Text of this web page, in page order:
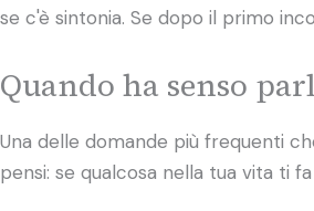
se c'è sintonia. Se dopo il primo
Quando ha senso
Una delle domande più frequenti
pensi: se qualcosa nella tua vita ti